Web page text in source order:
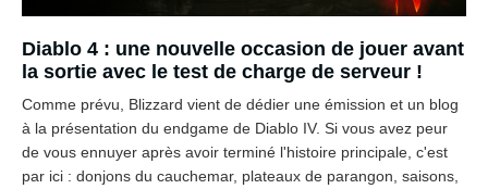
Diablo 4 : une nouvelle occasion de jouer avant
la sortie avec le test de charge de serveur !
Comme prévu, Blizzard vient de dédier une émission et un blog
à la présentation du endgame de Diablo IV. Si vous avez peur
de vous ennuyer après avoir terminé l'histoire principale, c'est
par ici : donjons du cauchemar, plateaux de parangon, saisons,